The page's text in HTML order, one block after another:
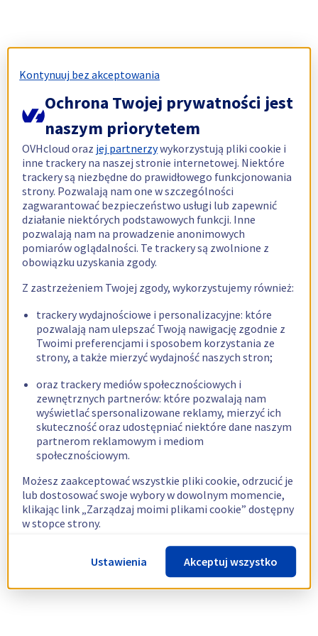
Kontynuuj bez akceptowania
Ochrona Twojej prywatności jest
naszym priorytetem
OVHcloud oraz jej partnerzywykorzystują pliki cookie i
inne trackery na naszej stronie internetowej. Niektóre
trackery są niezbędne do prawidłowego funkcjonowania
strony. Pozwalają nam one w szczególności
zagwarantować bezpieczeństwo usługi lub zapewnić
działanie niektórych podstawowych funkcji. Inne
pozwalają nam na prowadzenie anonimowych
pomiarów oglądalności. Te trackery są zwolnione z
obowiązku uzyskania zgody.
Z zastrzeżeniem Twojej zgody, wykorzystujemy również:
trackery wydajnościowe i personalizacyjne: które
pozwalają nam ulepszać Twoją nawigację zgodnie z
Twoimi preferencjami i sposobem korzystania ze
strony, a także mierzyć wydajność naszych stron;
oraz trackery mediów społecznościowych i
zewnętrznych partnerów: które pozwalają nam
wyświetlać spersonalizowane reklamy, mierzyć ich
skuteczność oraz udostępniać niektóre dane naszym
partnerom reklamowym i mediom
społecznościowym.
Możesz zaakceptować wszystkie pliki cookie, odrzucić je
lub dostosować swoje wybory w dowolnym momencie,
klikając link „Zarządzaj moimi plikami cookie” dostępny
w stopce strony.
Więcej informacji znajdziesz w naszejpolityce
dotyczącej wykorzystywania plików cookie.
Ustawienia Akceptuj wszystko